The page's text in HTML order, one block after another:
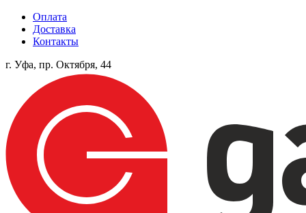
Оплата
Доставка
Контакты
г. Уфа, пр. Октября, 44